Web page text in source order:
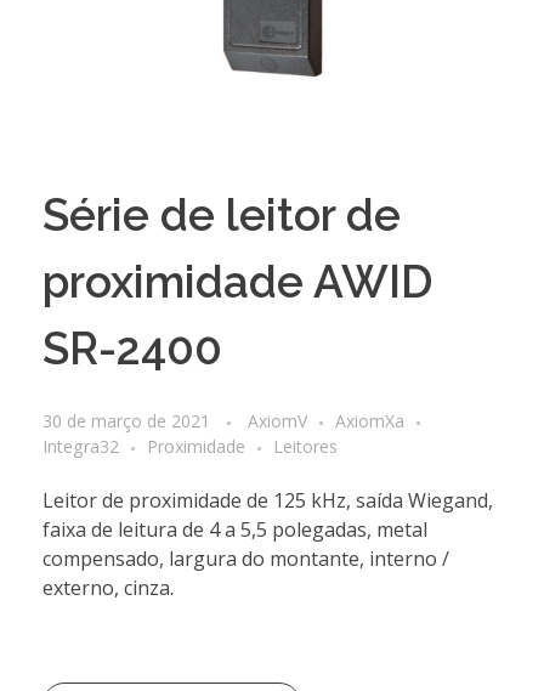
Série de leitor de
proximidade AWID
SR-2400
30 de março de 2021 AxiomV
AxiomXa
Integra32
Proximidade Leitores
Leitor de proximidade de 125 kHz, saída Wiegand,
faixa de leitura de 4 a 5,5 polegadas, metal
compensado, largura do montante, interno /
externo, cinza.